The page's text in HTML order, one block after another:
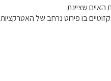
האיים שציינת
בו פירוט נרחב של